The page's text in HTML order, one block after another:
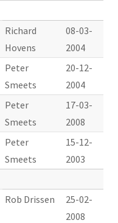
Richard
Hovens
08-03-
2004
Peter
Smeets
20-12-
2004
Peter
Smeets
17-03-
2008
Peter
Smeets
15-12-
2003
Rob Drissen
25-02-
2008